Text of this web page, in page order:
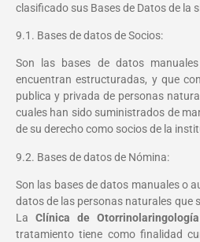
clasificado sus Bases de Datos de la
9.1. Bases de datos de Socios:
Son las bases de datos
encuentran estructuradas, y que
publica y privada de personas
cuales han sido suministrados de
de su derecho como socios de la
9.2. Bases de datos de Nómina:
Son las bases de datos manuales o
datos de las personas naturales que
La Clínica de
tratamiento tiene como finalidad